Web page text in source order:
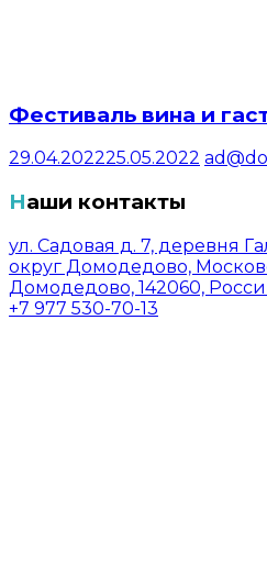
Фестиваль вина и
29.04.202225.05.2022
Наши контакты
ул. Садовая д. 7, деревня
округ Домодедово,
Домодедово, 142060,
+7 977 530-70-13